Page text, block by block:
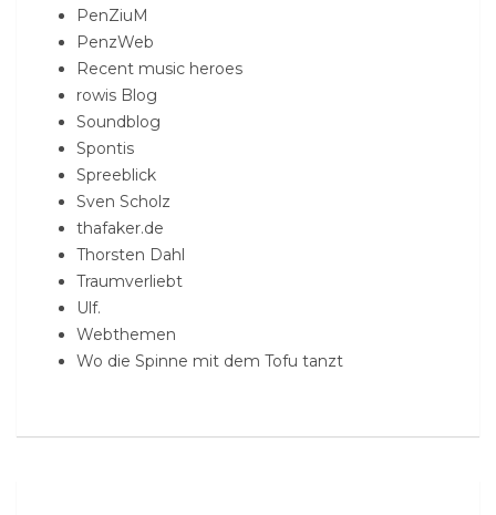
PenZiuM
PenzWeb
Recent music heroes
rowis Blog
Soundblog
Spontis
Spreeblick
Sven Scholz
thafaker.de
Thorsten Dahl
Traumverliebt
Ulf.
Webthemen
Wo die Spinne mit dem Tofu tanzt